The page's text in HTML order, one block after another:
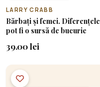
LARRY CRABB
Bărbați și femei. Diferențele
pot fi o sursă de bucurie
39.00 lei